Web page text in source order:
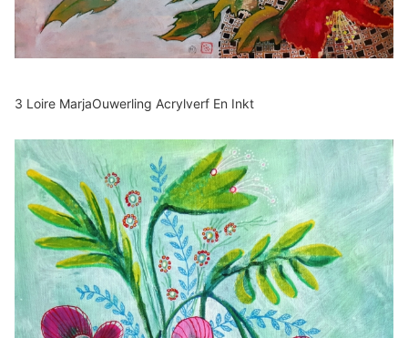
3 Loire MarjaOuwerling Acrylverf En Inkt